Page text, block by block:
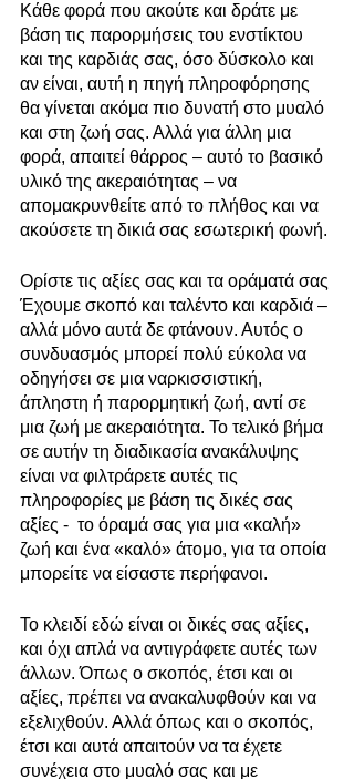
Κάθε φορά που ακούτε και δράτε με
βάση τις παρορμήσεις του ενστίκτου
και της καρδιάς σας, όσο δύσκολο και
αν είναι, αυτή η πηγή πληροφόρησης
θα γίνεται ακόμα πιο δυνατή στο μυαλό
και στη ζωή σας. Αλλά για άλλη μια
φορά, απαιτεί θάρρος – αυτό το βασικό
υλικό της ακεραιότητας – να
απομακρυνθείτε από το πλήθος και να
ακούσετε τη δικιά σας εσωτερική φωνή.
Ορίστε τις αξίες σας και τα οράματά σας
Έχουμε σκοπό και ταλέντο και καρδιά –
αλλά μόνο αυτά δε φτάνουν. Αυτός ο
συνδυασμός μπορεί πολύ εύκολα να
οδηγήσει σε μια ναρκισσιστική,
άπληστη ή παρορμητική ζωή, αντί σε
μια ζωή με ακεραιότητα. Το τελικό βήμα
σε αυτήν τη διαδικασία ανακάλυψης
είναι να φιλτράρετε αυτές τις
πληροφορίες με βάση τις δικές σας
αξίες -  το όραμά σας για μια «καλή»
ζωή και ένα «καλό» άτομο, για τα οποία
μπορείτε να είσαστε περήφανοι.
Το κλειδί εδώ είναι οι δικές σας αξίες,
και όχι απλά να αντιγράφετε αυτές των
άλλων. Όπως ο σκοπός, έτσι και οι
αξίες, πρέπει να ανακαλυφθούν και να
εξελιχθούν. Αλλά όπως και ο σκοπός,
έτσι και αυτά απαιτούν να τα έχετε
συνέχεια στο μυαλό σας και με